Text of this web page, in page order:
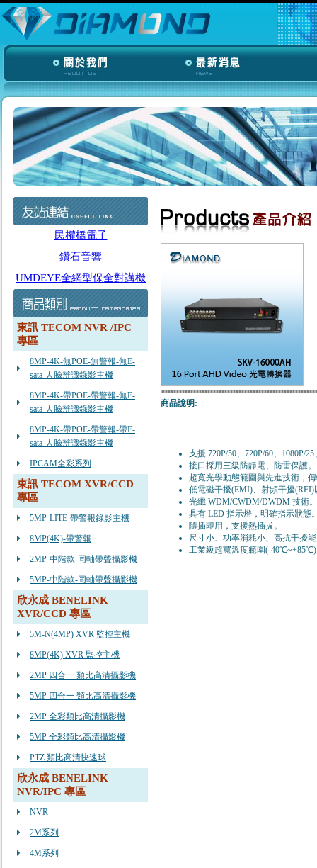
民權橋電子
鑽石音響
UMDEYE全網型保全對講機
東訊 TECOM NVR /IPC
專區
8MP-4K-無POE-無警報-無E-
sata-人臉辨識錄影主機
8MP-4K-帶POE-帶警報-無E-
sata-人臉辨識錄影主機
8MP-4K-帶POE-帶警報-帶E-
sata-人臉辨識錄影主機
IPCAM全彩系列
東訊 TECOM XVR/CCD
專區
5MP-LITE-帶警報錄影主機
8MP(4K)-帶警報
2MP-中階款-同軸帶聲攝影機
5MP-中階款-同軸帶聲攝影機
欣永成 BENELINK
XVR/CCD 專區
5M-N(4MP) XVR 監控主機
8MP(4K) XVR 監控主機
2MP 四合一 類比高清攝影機
5MP 四合一 類比高清攝影機
2MP 全彩類比高清攝影機
5MP 全彩類比高清攝影機
PTZ 類比高清快速球
欣永成 BENELINK
NVR/IPC 專區
NVR
2M系列
4M系列
商品說明:
支援 720P/50、720P/60、1080P/25
接口採用三級防靜電、防雷保護。
超寬光學動態範圍與先進技術，
低電磁干擾(EMI)、射頻干擾
光纖 WDM/CWDM/DWDM 技術。
具有 LED 指示燈，明確指示狀態
隨插即用，支援熱插拔。
尺寸小、功率消耗小、高抗干擾
工業級超寬溫度範圍(-